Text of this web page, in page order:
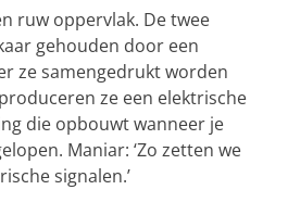
ruw oppervlak. De twee
gehouden door een
ze samengedrukt worden
ze een elektrische
die opbouwt wanneer je
Maniar: ‘Zo zetten we
signalen.’